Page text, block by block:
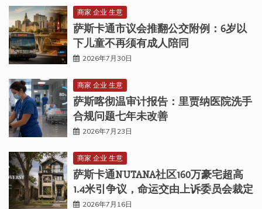
商家 企业 生意
萨斯卡通市议会推翻公交附例：6岁以
下儿童不再须有成人陪同
2026年7月30日
商家 企业 生意
萨斯喀彻温审计报告：里贾纳医院洗手
合规问题七年未改善
2026年7月23日
商家 企业 生意
萨斯卡通NUTANA社区160万豪宅超高
1.4米引争议，命运交由上诉委员会裁定
2026年7月16日